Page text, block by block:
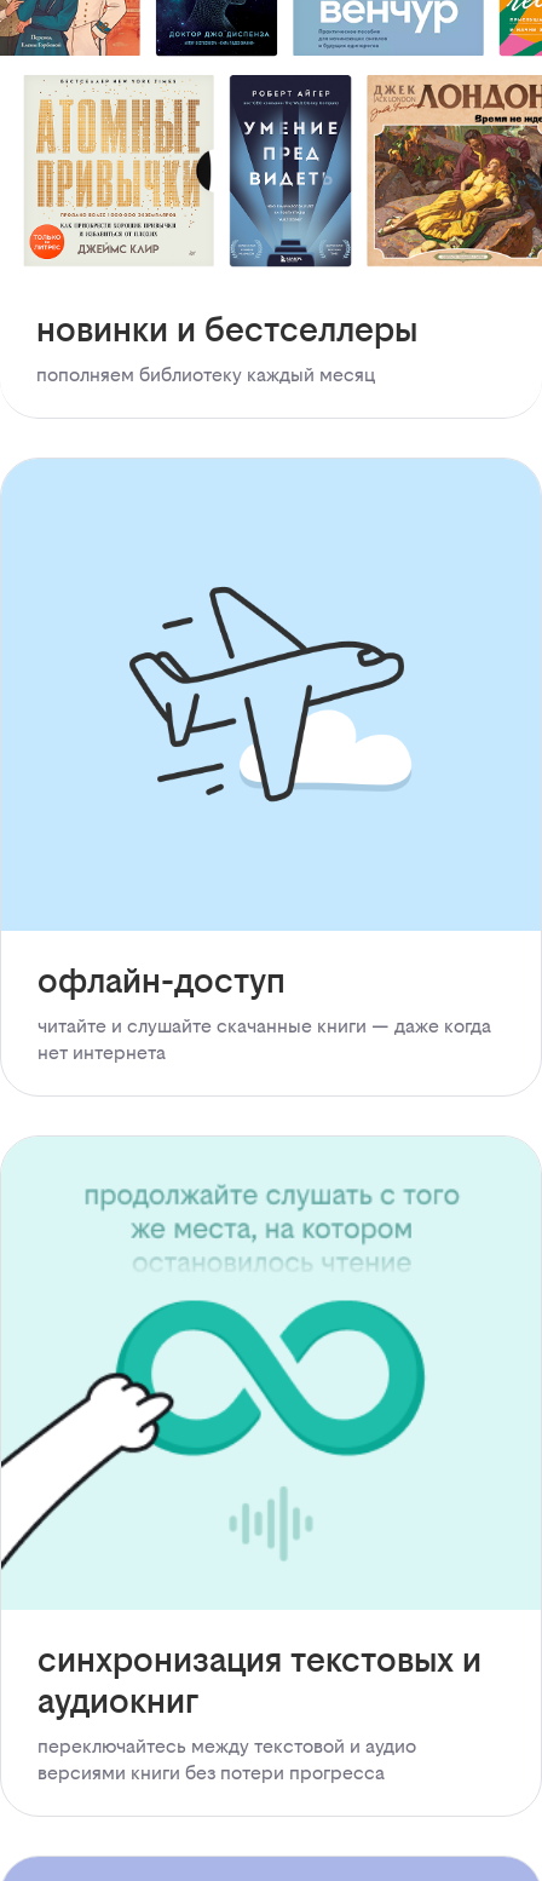
новинки и бестселлеры
пополняем библиотеку каждый месяц
офлайн-доступ
читайте и слушайте скачанные книги — даже когда
нет интернета
синхронизация текстовых и
аудиокниг
переключайтесь между текстовой и аудио
версиями книги без потери прогресса